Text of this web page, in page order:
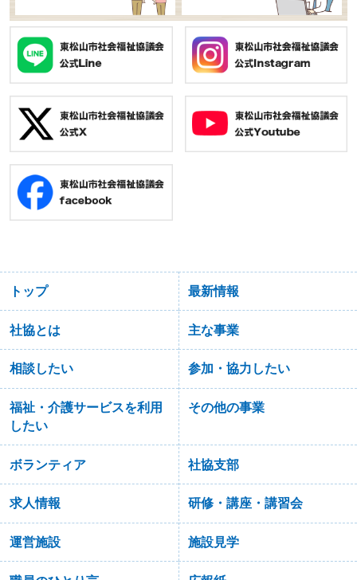
トップ 最新情報
社協とは 主な事業
相談したい 参加・協力したい
福祉・介護サービスを利用
したい
その他の事業
ボランティア 社協支部
求人情報 研修・講座・講習会
運営施設 施設見学